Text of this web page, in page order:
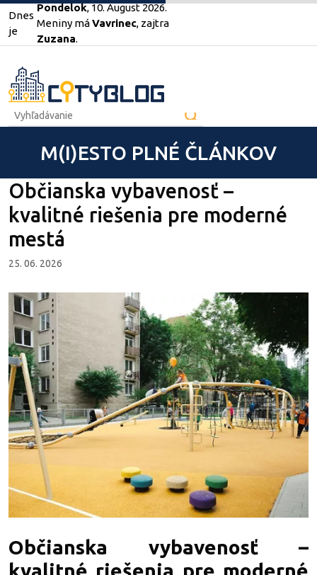
Dnes
je
Pondelok, 10. August 2026.
Meniny máVavrinec, zajtra
Zuzana.
M(I)ESTO PLNÉ ČLÁNKOV
Občianska vybavenosť –
kvalitné riešenia pre moderné
mestá
25. 06. 2026
Občianska vybavenosť –
kvalitné riešenia pre moderné